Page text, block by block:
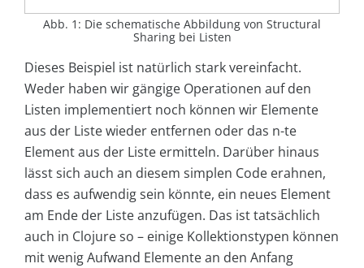
Abb. 1: Die schematische Abbildung von Structural
Sharing bei Listen
Dieses Beispiel ist natürlich stark vereinfacht.
Weder haben wir gängige Operationen auf den
Listen implementiert noch können wir Elemente
aus der Liste wieder entfernen oder das n-te
Element aus der Liste ermitteln. Darüber hinaus
lässt sich auch an diesem simplen Code erahnen,
dass es aufwendig sein könnte, ein neues Element
am Ende der Liste anzufügen. Das ist tatsächlich
auch in Clojure so – einige Kollektionstypen können
mit wenig Aufwand Elemente an den Anfang